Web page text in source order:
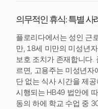
의무적인 휴식: 특별 사
플로리다에서는 성인 근
만, 18세 미만의 미성년
보호 조치가 존재합니다
르면, 고용주는 미성년자
단 없는 식사 시간을 제
시행되는 HB49 법안에
동의 하에 학교 수업 중